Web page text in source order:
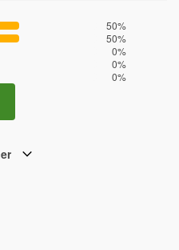
50%
50%
0%
0%
0%